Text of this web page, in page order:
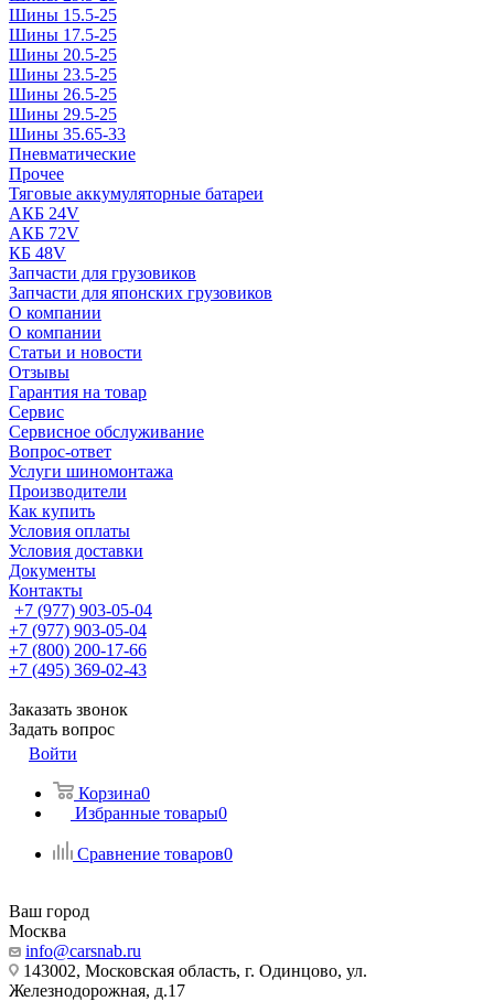
Шины 15.5-25
Шины 17.5-25
Шины 20.5-25
Шины 23.5-25
Шины 26.5-25
Шины 29.5-25
Шины 35.65-33
Пневматические
Прочее
Тяговые аккумуляторные батареи
АКБ 24V
АКБ 72V
КБ 48V
Запчасти для грузовиков
Запчасти для японских грузовиков
О компании
О компании
Статьи и новости
Отзывы
Гарантия на товар
Сервис
Сервисное обслуживание
Вопрос-ответ
Услуги шиномонтажа
Производители
Как купить
Условия оплаты
Условия доставки
Документы
Контакты
+7 (977) 903-05-04
+7 (977) 903-05-04
+7 (800) 200-17-66
+7 (495) 369-02-43
Заказать звонок
Задать вопрос
Войти
Корзина0
Избранные товары0
Сравнение товаров0
Ваш город
Москва
info@carsnab.ru
143002, Московская область, г. Одинцово, ул.
Железнодорожная, д.17